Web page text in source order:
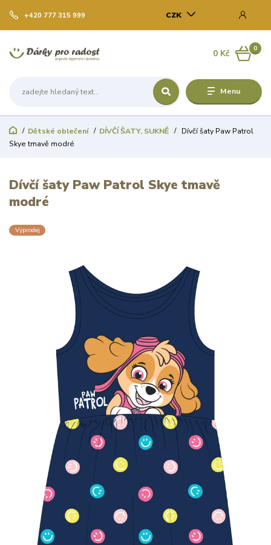
Menu
CZK
+420 777 315 999
0
0 Kč
Dětské oblečení DÍVČÍ ŠATY, SUKNĚ
Dívčí šaty Paw Patrol
Skye tmavě modré
Dívčí šaty Paw Patrol Skye tmavě
modré
Výprodej